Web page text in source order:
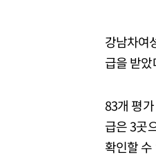
강남차여
급을 받
83개 평
급은 3곳
확인할 수